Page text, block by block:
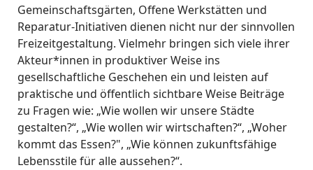
Gemeinschaftsgärten, Offene Werkstätten und
Reparatur-Initiativen dienen nicht nur der sinnvollen
Freizeitgestaltung. Vielmehr bringen sich viele ihrer
Akteur*innen in produktiver Weise ins
gesellschaftliche Geschehen ein und leisten auf
praktische und öffentlich sichtbare Weise Beiträge
zu Fragen wie: „Wie wollen wir unsere Städte
gestalten?“, „Wie wollen wir wirtschaften?“, „Woher
kommt das Essen?", „Wie können zukunftsfähige
Lebensstile für alle aussehen?“.